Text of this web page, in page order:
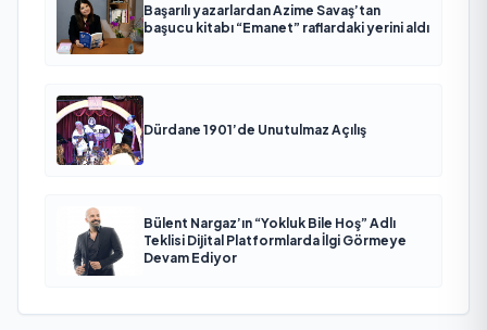
Başarılı yazarlardan Azime Savaş’tan
başucu kitabı “Emanet” raflardaki yerini aldı
Dürdane 1901’de Unutulmaz Açılış
Bülent Nargaz’ın “Yokluk Bile Hoş” Adlı
Teklisi Dijital Platformlarda İlgi Görmeye
Devam Ediyor